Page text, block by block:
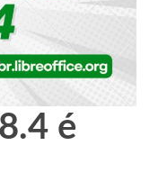
é